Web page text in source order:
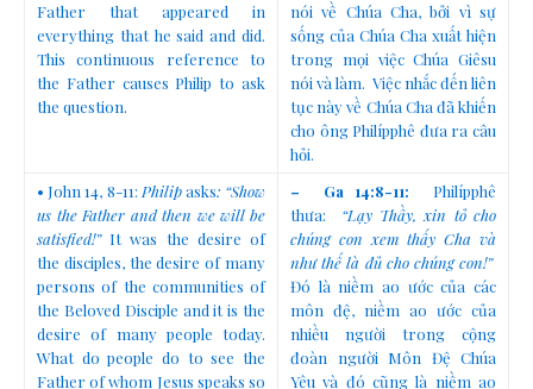
Father that appeared in
everything that he said and did.
This continuous reference to
the Father causes Philip to ask
the question.
nói về Chúa Cha, bởi vì sự
sống của Chúa Cha xuất hiện
trong mọi việc Chúa Giêsu
nói và làm. Việc nhắc đến liên
tục này về Chúa Cha đã khiến
cho ông Philípphê đưa ra câu
hỏi.
• John 14, 8-11: Philipasks: “Show
us the Father and then we will be
satisfied!” It was the desire of
the disciples, the desire of many
persons of the communities of
the Beloved Disciple and it is the
desire of many people today.
What do people do to see the
Father of whom Jesus speaks so
– Ga 14:8-11: Philípphê
thưa: “Lạy Thầy, xin tỏ cho
chúng con xem thấy Cha và
như thế là đủ cho chúng con!”
Đó là niềm ao ước của các
môn đệ, niềm ao ước của
nhiều người trong cộng
đoàn người Môn Đệ Chúa
Yêu và đó cũng là niềm ao